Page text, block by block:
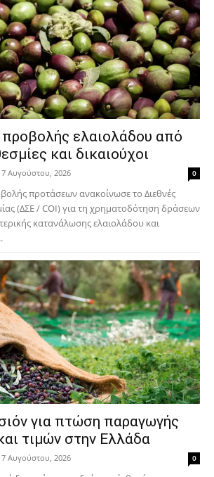
προβολής ελαιολάδου από
και δικαιούχοι
7 Αυγούστου, 2026 0
προτάσεων ανακοίνωσε το Διεθνές
(ΔΣΕ / COI) για τη χρηματοδότηση δράσεων
κατανάλωσης ελαιολάδου και
για πτώση παραγωγής
τιμών στην Ελλάδα
7 Αυγούστου, 2026 0